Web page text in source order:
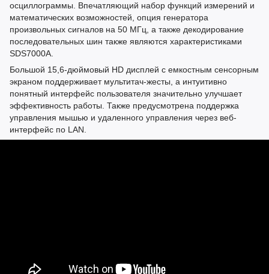
осциллограммы. Впечатляющий набор функций измерений и
математических возможностей, опция генератора
произвольных сигналов на 50 МГц, а также декодирование
последовательных шин также являются характеристиками
SDS7000A.
Большой 15,6-дюймовый HD дисплей с емкостным сенсорным
экраном поддерживает мультитач-жесты, а интуитивно
понятный интерфейс пользователя значительно улучшает
эффективность работы. Также предусмотрена поддержка
управления мышью и удаленного управления через веб-
интерфейс по LAN.